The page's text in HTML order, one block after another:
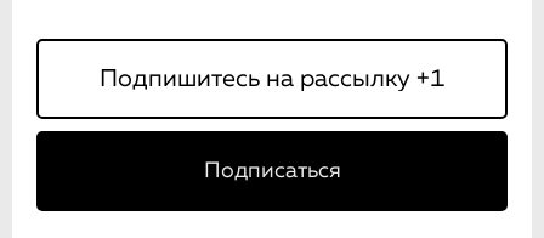
Подписаться